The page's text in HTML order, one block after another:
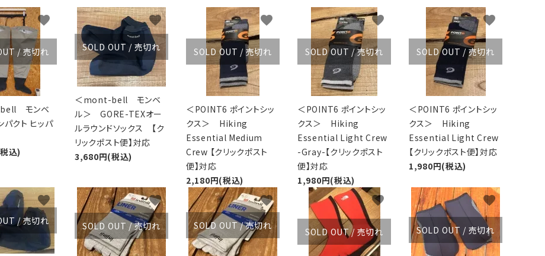
Backpacks＆
OtherBags
Cooking Gear
Sleeping Gear
Tent ＆ Shelter
Camping Gear
Field Gear
Climb ＆ Alpine
Gear
Books＆Others
River Sports
UNISEX
XXS XSSMLXL
本気の登山用品
春・夏に向けたアウトドアグ
ッズ
冬期・雪山に向けたウェア・
ギア
テント泊山行に向けたギ
沢登りに向けたウェア・ギ
ア！
トレイルラン向けウェア・ギ
ア！
キャンプに向けたギア！
リバースポーツ
ミリタリーライン・ミリタリー
/ 売切れ
モンベ
クト ヒッパ
込)
favorite
SOLD OUT / 売切れ
＜mont-bell モンベ
ル＞ GORE-TEXオー
ルラウンドソックス 【ク
リックポスト便】対応
3,680円(税込)
favorite
SOLD OUT / 売切れ
＜POINT6 ポイントシッ
クス＞ Hiking
Essential Medium
Crew 【クリックポスト
便】対応
2,180円(税込)
favorite
SOLD OUT / 売切れ
＜POINT6 ポイントシッ
クス＞ Hiking
Essential Light Crew
-Gray-【クリックポスト
便】対応
1,980円(税込)
favorite
SOLD OUT / 売切れ
＜POINT6 ポイントシッ
クス＞ Hiking
Essential Light Crew
【クリックポスト便】対応
1,980円(税込)
favorite
/ 売切れ
favorite
SOLD OUT / 売切れ
favorite
SOLD OUT / 売切れ
favorite
SOLD OUT / 売切れ
favorite
SOLD OUT / 売切れ
favorite